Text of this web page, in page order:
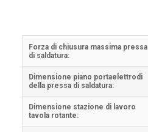
Forza di chiusura massima pressa
di saldatura:
Dimensione piano portaelettrodi
della pressa di saldatura:
Dimensione stazione di lavoro
tavola rotante: